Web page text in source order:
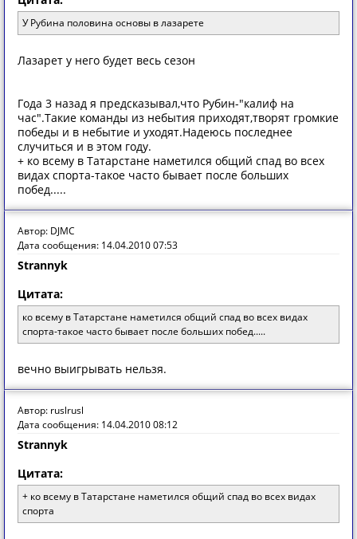
У Рубина половина основы в лазарете
Лазарет у него будет весь сезон
Года 3 назад я предсказывал,что Рубин-"калиф на
час".Такие команды из небытия приходят,творят громкие
победы и в небытие и уходят.Надеюсь последнее
случиться и в этом году.
+ ко всему в Татарстане наметился общий спад во всех
видах спорта-такое часто бывает после больших
побед.....
Автор: DJMC
Дата сообщения: 14.04.2010 07:53
Strannyk
Цитата:
ко всему в Татарстане наметился общий спад во всех видах
спорта-такое часто бывает после больших побед.....
вечно выигрывать нельзя.
Автор: ruslrusl
Дата сообщения: 14.04.2010 08:12
Strannyk
Цитата:
+ ко всему в Татарстане наметился общий спад во всех видах
спорта